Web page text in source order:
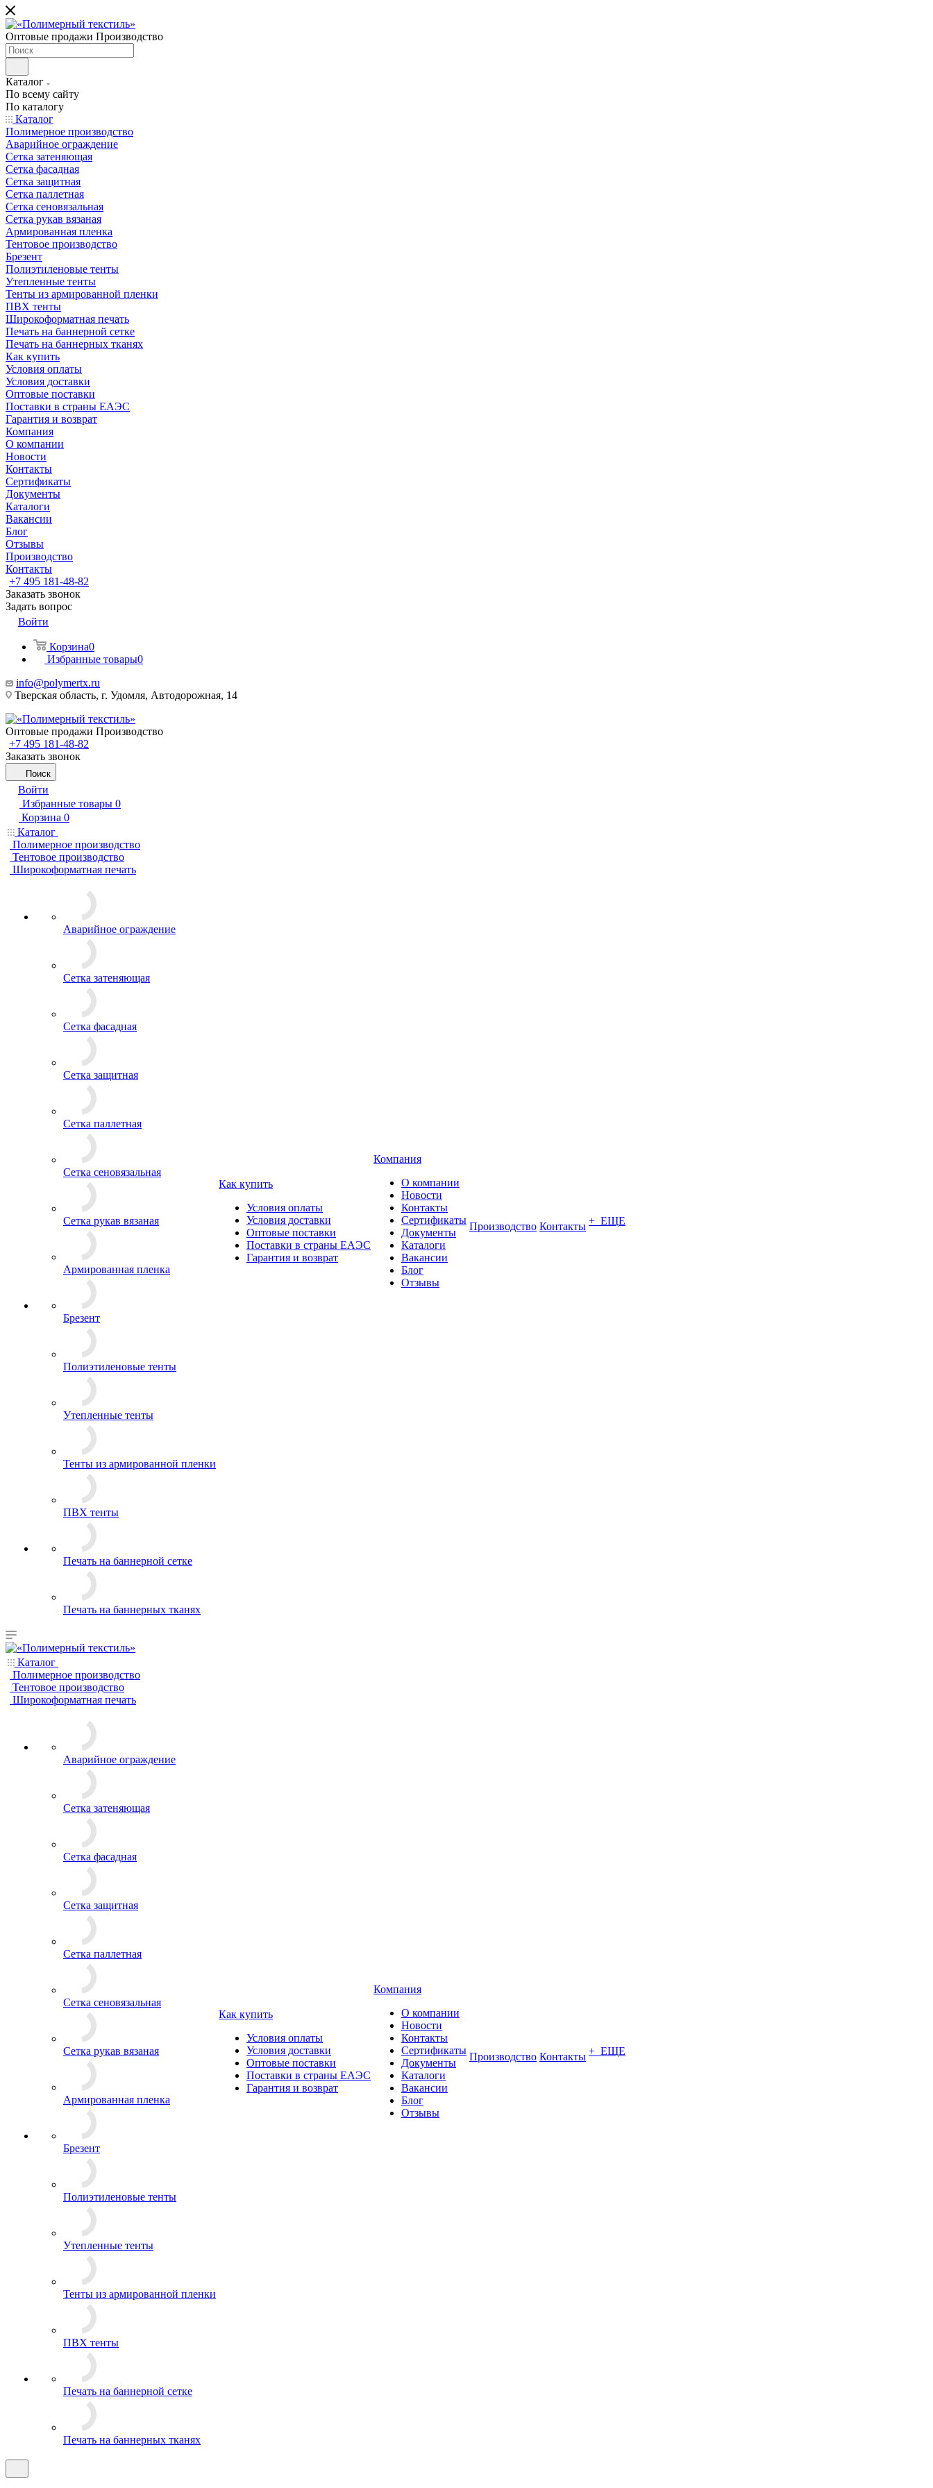
Оптовые продажи Производство
Каталог
По всему сайту
По каталогу
Каталог
Полимерное производство
Аварийное ограждение
Сетка затеняющая
Сетка фасадная
Сетка защитная
Сетка паллетная
Сетка сеновязальная
Сетка рукав вязаная
Армированная пленка
Тентовое производство
Брезент
Полиэтиленовые тенты
Утепленные тенты
Тенты из армированной пленки
ПВХ тенты
Широкоформатная печать
Печать на баннерной сетке
Печать на баннерных тканях
Как купить
Условия оплаты
Условия доставки
Оптовые поставки
Поставки в страны ЕАЭС
Гарантия и возврат
Компания
О компании
Новости
Контакты
Сертификаты
Документы
Каталоги
Вакансии
Блог
Отзывы
Производство
Контакты
+7 495 181-48-82
Заказать звонок
Задать вопрос
Войти
Корзина0
Избранные товары0
info@polymertx.ru
Тверская область, г. Удомля, Автодорожная, 14
Оптовые продажи Производство
+7 495 181-48-82
Заказать звонок
Поиск
Войти
Избранные товары 0
Корзина 0
Каталог
Полимерное производство
Тентовое производство
Широкоформатная печать
Аварийное ограждение
Сетка затеняющая
Сетка фасадная
Сетка защитная
Сетка паллетная
Сетка сеновязальная
Сетка рукав вязаная
Армированная пленка
Брезент
Полиэтиленовые тенты
Утепленные тенты
Тенты из армированной пленки
ПВХ тенты
Печать на баннерной сетке
Печать на баннерных тканях
Как купить
Условия оплаты
Условия доставки
Оптовые поставки
Поставки в страны ЕАЭС
Гарантия и возврат
Компания
О компании
Новости
Контакты
Сертификаты
Документы
Каталоги
Вакансии
Блог
Отзывы
Производство Контакты + ЕЩЕ
Каталог
Полимерное производство
Тентовое производство
Широкоформатная печать
Аварийное ограждение
Сетка затеняющая
Сетка фасадная
Сетка защитная
Сетка паллетная
Сетка сеновязальная
Сетка рукав вязаная
Армированная пленка
Брезент
Полиэтиленовые тенты
Утепленные тенты
Тенты из армированной пленки
ПВХ тенты
Печать на баннерной сетке
Печать на баннерных тканях
Как купить
Условия оплаты
Условия доставки
Оптовые поставки
Поставки в страны ЕАЭС
Гарантия и возврат
Компания
О компании
Новости
Контакты
Сертификаты
Документы
Каталоги
Вакансии
Блог
Отзывы
Производство Контакты + ЕЩЕ